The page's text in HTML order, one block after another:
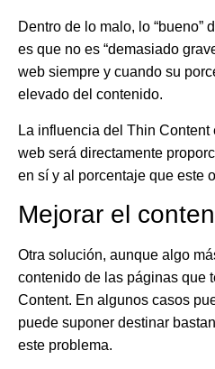
Dentro de lo malo, lo “bueno”
es que no es “demasiado
web siempre y cuando su
elevado del contenido.
La influencia del Thin
web será directamente
en sí y al porcentaje que este
Mejorar el
Otra solución, aunque algo
contenido de las páginas que
Content. En algunos casos
puede suponer destinar
este problema.